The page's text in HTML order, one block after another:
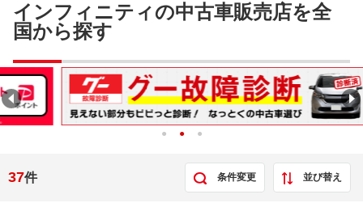
インフィニティの中古車販売店を全
国から探す
37件 条件変更 並び替え